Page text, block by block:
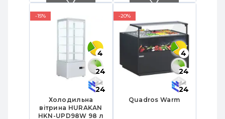
магазинів/кафе
магаз.
-15%
4
24
24
Холодильна
вітрина HURAKAN
HKN-UPD98W 98 л
-20%
4
24
24
Quadros Warm